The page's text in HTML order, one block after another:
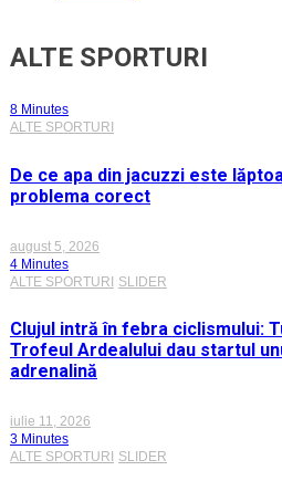
ALTE SPORTURI
8 Minutes
ALTE SPORTURI
De ce apa din jacuzzi este
problema corect
august 5, 2026
4 Minutes
ALTE SPORTURI SLIDER
Clujul intră în febra ciclismului:
Trofeul Ardealului dau startul
adrenalină
iulie 11, 2026
3 Minutes
ALTE SPORTURI
SLIDER